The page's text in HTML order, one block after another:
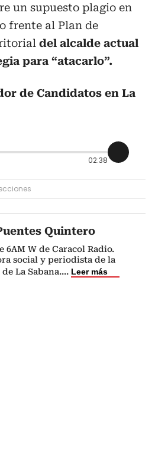
un supuesto plagio en
frente al Plan de
del alcalde actual
para “atacarlo”.
de Candidatos en La
02:38
Quintero
6AM W de Caracol Radio.
social y periodista de la
La Sabana.... Leer más